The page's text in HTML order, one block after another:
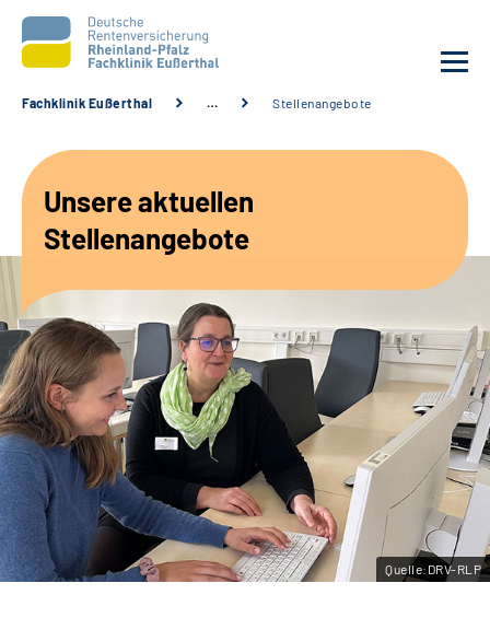
Unsere Angebote
Karriere
Beratungsstellen &
Zuweisende
Suche
Leichte Sprache
Gebärdensprache
Fachklinik Eußerthal … Stellenangebote
Unsere aktuellen
Stellenangebote
Quelle:DRV-RLP